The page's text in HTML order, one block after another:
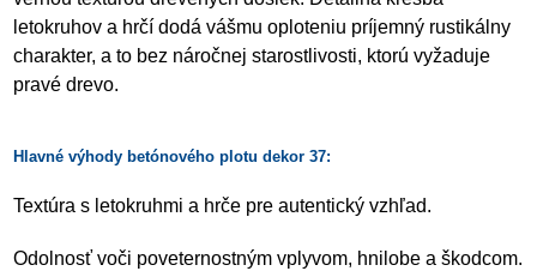
letokruhov a hrčí dodá vášmu oploteniu príjemný rustikálny
charakter, a to bez náročnej starostlivosti, ktorú vyžaduje
pravé drevo.
Hlavné výhody betónového plotu dekor 37:
Textúra s letokruhmi a hrče pre autentický vzhľad.
Odolnosť voči poveternostným vplyvom, hnilobe a škodcom.